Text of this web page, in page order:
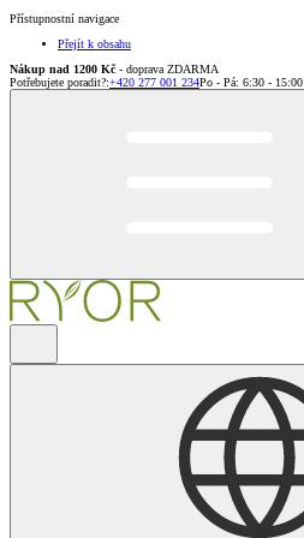
Přístupnostní navigace
Přejít k obsahu
Nákup nad 1200 Kč - doprava ZDARMA
Potřebujete poradit?:+420 277 001 234Po - Pá: 6:30 - 15:00